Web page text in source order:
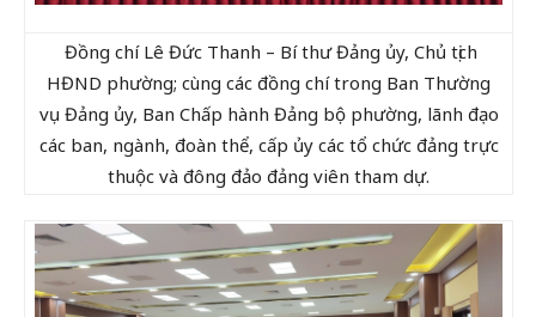
Đồng chí Lê Đức Thanh – Bí thư Đảng ủy, Chủ tịch
HĐND phường; cùng các đồng chí trong Ban Thường
vụ Đảng ủy, Ban Chấp hành Đảng bộ phường, lãnh đạo
các ban, ngành, đoàn thể, cấp ủy các tổ chức đảng trực
thuộc và đông đảo đảng viên tham dự.